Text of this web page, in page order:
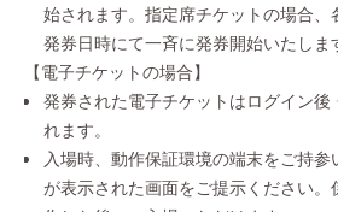
始されます。指定席チケットの場合、
発券日時にて一斉に発券開始いたしま
【電子チケットの場合】
発券された電子チケットはログイン後
れます。
入場時、動作保証環境の端末をご持参
が表示された画面をご提示ください